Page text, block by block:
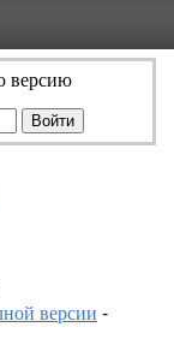
версию
версии -